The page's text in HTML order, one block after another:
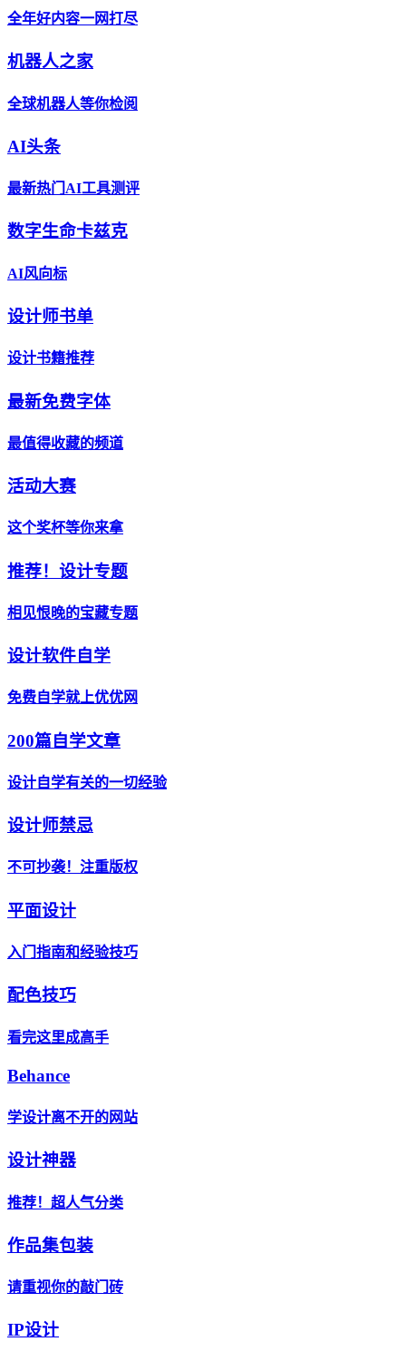
全年好内容一网打尽
机器人之家
全球机器人等你检阅
AI头条
最新热门AI工具测评
数字生命卡兹克
AI风向标
设计师书单
设计书籍推荐
最新免费字体
最值得收藏的频道
活动大赛
这个奖杯等你来拿
推荐！设计专题
相见恨晚的宝藏专题
设计软件自学
免费自学就上优优网
200篇自学文章
设计自学有关的一切经验
设计师禁忌
不可抄袭！注重版权
平面设计
入门指南和经验技巧
配色技巧
看完这里成高手
Behance
学设计离不开的网站
设计神器
推荐！超人气分类
作品集包装
请重视你的敲门砖
IP设计